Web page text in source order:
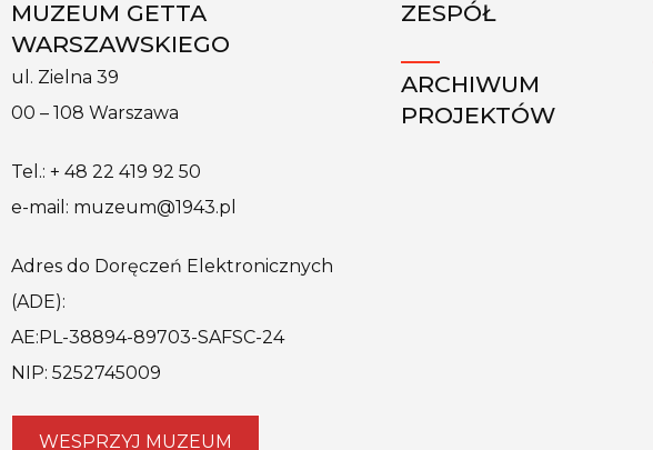
MUZEUM GETTA
WARSZAWSKIEGO
ul. Zielna 39
00 – 108 Warszawa
Tel.: + 48 22 419 92 50
e-mail: muzeum@1943.pl
Adres do Doręczeń Elektronicznych
(ADE):
AE:PL-38894-89703-SAFSC-24
NIP: 5252745009
WESPRZYJ MUZEUM
ZESPÓŁ
ARCHIWUM
PROJEKTÓW